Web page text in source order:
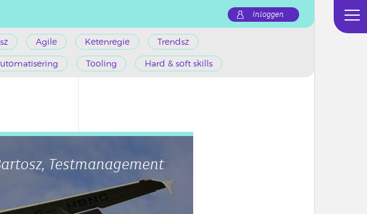
Inloggen
Agile Ketenregie Trendsz
Tooling Hard & soft skills
Testmanagement